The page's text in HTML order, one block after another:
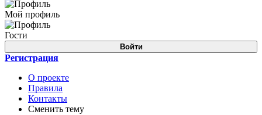
Мой профиль
Гости
Войти
Регистрация
О проекте
Правила
Контакты
Сменить тему